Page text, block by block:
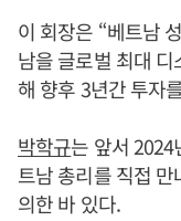
이 회장은 “베트남
남을 글로벌 최대
해 향후 3년간 투자
박학규는 앞서 2024
트남 총리를 직접
의한 바 있다.